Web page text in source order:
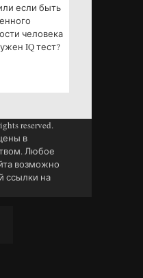
если быть
человека
IQ тест?
reserved.
в
Любое
возможно
ссылки на